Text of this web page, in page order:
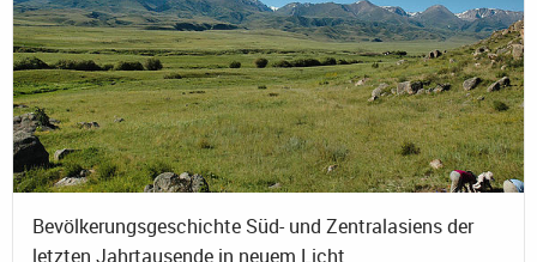
Bevölkerungsgeschichte Süd- und Zentralasiens der
letzten Jahrtausende in neuem Licht